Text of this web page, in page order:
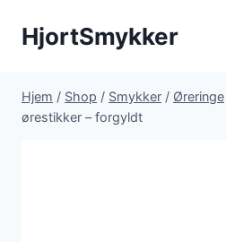
HjortSmykker
Hjem / Shop / Smykker / Øreringe
ørestikker – forgyldt